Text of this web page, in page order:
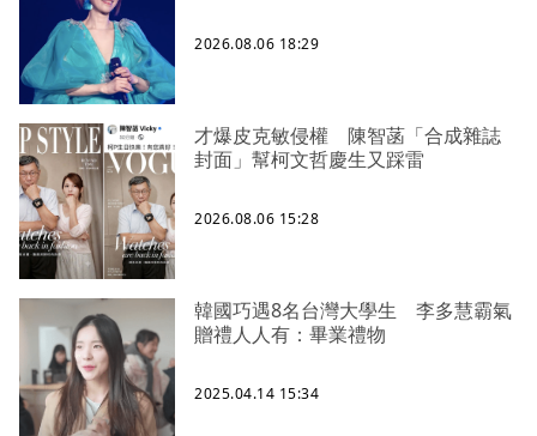
2026.08.06 18:29
才爆皮克敏侵權 陳智菡「合成雜誌
封面」幫柯文哲慶生又踩雷
2026.08.06 15:28
韓國巧遇8名台灣大學生 李多慧霸氣
贈禮人人有：畢業禮物
2025.04.14 15:34